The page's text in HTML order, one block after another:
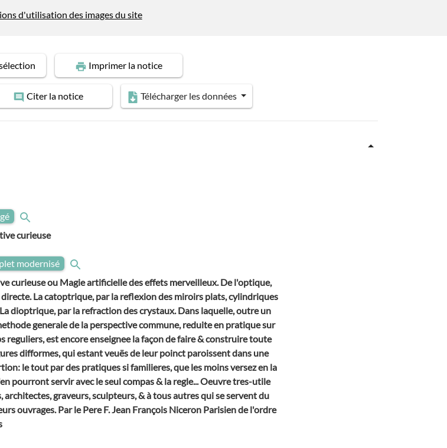
d'utilisation des images du site
Imprimerla notice
Citer la notice Télécharger les données
curieuse
modernisé
curieuse ou Magie artificielle des effets merveilleux. De l'optique,
La catoptrique, par la reflexion des miroirs plats, cylindriques
dioptrique, par la refraction des crystaux. Dans laquelle, outre un
generale de la perspective commune, reduite en pratique sur
reguliers, est encore enseignee la façon de faire & construire toute
difformes, qui estant veuës de leur poinct paroissent dans une
le tout par des pratiques si familieres, que les moins versez en la
pourront servir avec le seul compas & la regle... Oeuvre tres-utile
architectes, graveurs, sculpteurs, & à tous autres qui se servent du
ouvrages. Par le Pere F. Jean François Niceron Parisien de l'ordre